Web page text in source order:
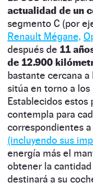
actualidad de un
segmento C (por
Renault Mégane,
después de 11
de 12.900
bastante cercana
sitúa en torno a
Establecidos estos
contempla para
correspondientes a
(incluyendo sus
energía más el
obtener la
destinará a su